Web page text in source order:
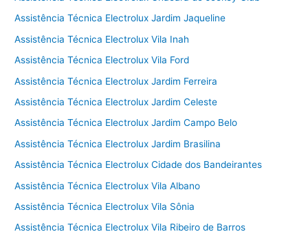
Assistência Técnica Electrolux Jardim Jaqueline
Assistência Técnica Electrolux Vila Inah
Assistência Técnica Electrolux Vila Ford
Assistência Técnica Electrolux Jardim Ferreira
Assistência Técnica Electrolux Jardim Celeste
Assistência Técnica Electrolux Jardim Campo Belo
Assistência Técnica Electrolux Jardim Brasilina
Assistência Técnica Electrolux Cidade dos Bandeirantes
Assistência Técnica Electrolux Vila Albano
Assistência Técnica Electrolux Vila Sônia
Assistência Técnica Electrolux Vila Ribeiro de Barros